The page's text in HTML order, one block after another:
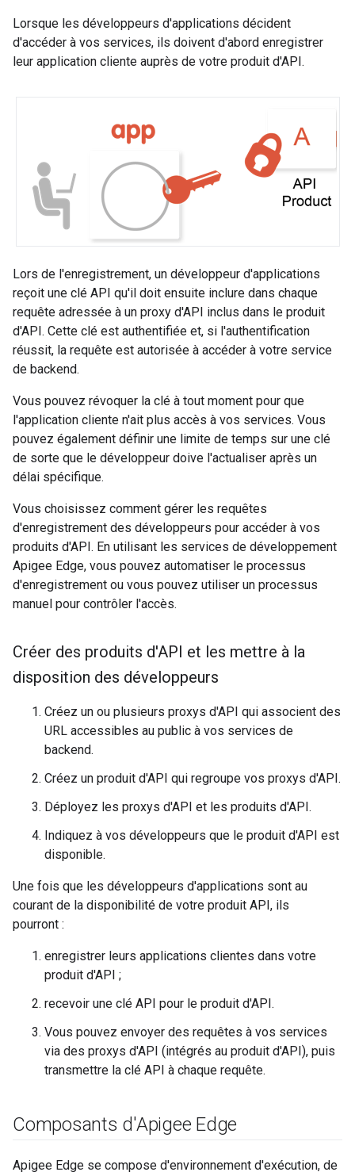
Lorsque les développeurs d'applications décident
d'accéder à vos services, ils doivent d'abord enregistrer
leur application cliente auprès de votre produit d'API.
Lors de l'enregistrement, un développeur d'applications
reçoit une clé API qu'il doit ensuite inclure dans chaque
requête adressée à un proxy d'API inclus dans le produit
d'API. Cette clé est authentifiée et, si l'authentification
réussit, la requête est autorisée à accéder à votre service
de backend.
Vous pouvez révoquer la clé à tout moment pour que
l'application cliente n'ait plus accès à vos services. Vous
pouvez également définir une limite de temps sur une clé
de sorte que le développeur doive l'actualiser après un
délai spécifique.
Vous choisissez comment gérer les requêtes
d'enregistrement des développeurs pour accéder à vos
produits d'API. En utilisant les services de développement
Apigee Edge, vous pouvez automatiser le processus
d'enregistrement ou vous pouvez utiliser un processus
manuel pour contrôler l'accès.
Créer des produits d'API et les mettre à la
disposition des développeurs
Créez un ou plusieurs proxys d'API qui associent des
URL accessibles au public à vos services de
backend.
Créez un produit d'API qui regroupe vos proxys d'API.
Déployez les proxys d'API et les produits d'API.
Indiquez à vos développeurs que le produit d'API est
disponible.
Une fois que les développeurs d'applications sont au
courant de la disponibilité de votre produit API, ils
pourront :
enregistrer leurs applications clientes dans votre
produit d'API ;
recevoir une clé API pour le produit d'API.
Vous pouvez envoyer des requêtes à vos services
via des proxys d'API (intégrés au produit d'API), puis
transmettre la clé API à chaque requête.
Composants d'Apigee Edge
Apigee Edge se compose d'environnement d'exécution, de